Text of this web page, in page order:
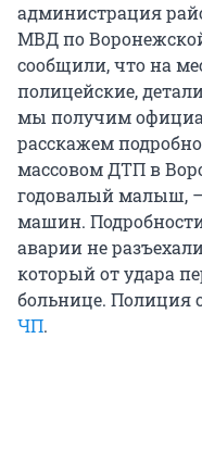
администрация
МВД по
сообщили, что на
полицейские,
мы получим
расскажем
массовом ДТП в
годовалый малыш, —
машин.
аварии не
который от удара
больнице. Полиция
ЧП.